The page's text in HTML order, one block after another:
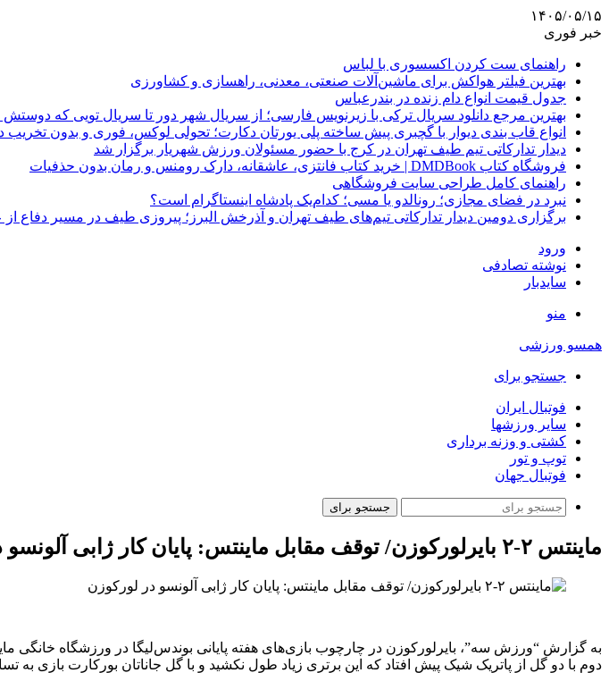
۱۴۰۵/۰۵/۱۵
خبر فوری
راهنمای ست کردن اکسسوری با لباس
بهترین فیلتر هواکش برای ماشین‌آلات صنعتی، معدنی، راهسازی و کشاورزی
جدول قیمت انواع دام زنده در بندرعباس
بهترین مرجع دانلود سریال ترکی با زیرنویس فارسی؛ از سریال شهر دور تا سریال تویی که دوستش
انواع قاب بندی دیوار با گچبری پیش ساخته پلی یورتان دکارت؛ تحولی لوکس، فوری و بدون تخریب
دیدار تدارکاتی تیم طیف تهران در کرج با حضور مسئولان ورزش شهریار برگزار شد
فروشگاه کتاب DMDBook | خرید کتاب فانتزی، عاشقانه، دارک رومنس و رمان بدون حذفیات
راهنمای کامل طراحی سایت فروشگاهی
نبرد در فضای مجازی؛ رونالدو یا مسی؛ کدام‌یک پادشاه اینستاگرام است؟
برگزاری دومین دیدار تدارکاتی تیم‌های طیف تهران و آذرخش البرز؛ پیروزی طیف در مسیر دفاع از
ورود
نوشته تصادفی
سایدبار
منو
همسو ورزشی
جستجو برای
فوتبال ایران
سایر ورزشها
کشتی و وزنه برداری
توپ و تور
فوتبال جهان
جستجو برای
ماینتس ۲-۲ بایرلورکوزن/ توقف مقابل ماینتس: پایان کار ژابی آلونسو در لورکوزن
دوم با دو گل از پاتریک شیک پیش افتاد که این برتری زیاد طول نکشید و با گل جاناتان بورکارت بازی به